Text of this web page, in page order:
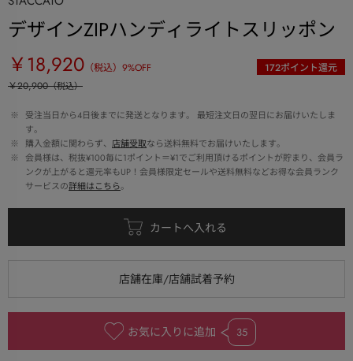
デザインZIPハンディライトスリッポン
￥18,920 （税込） 9%OFF 172ポイント還元
￥20,900（税込）
※
受注当日から4日後までに発送となります。 最短注文日の翌日にお届けいたしま
す。
※
購入金額に関わらず、 店舗受取なら送料無料でお届けいたします。
※
会員様は、税抜¥100毎に1ポイント＝¥1でご利用頂けるポイントが貯まり、会員ラ
ンクが上がると還元率もUP！会員様限定セールや送料無料などお得な会員ランク
サービスの詳細はこちら。
お気に入りに追加 35